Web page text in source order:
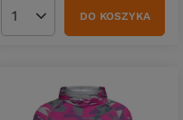
Ilość produktówDO KOSZYKA